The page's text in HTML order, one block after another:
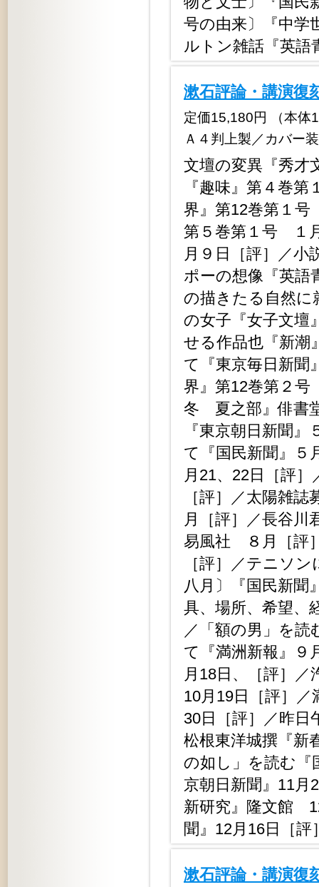
号の由来〕『中
ルトン雑話『英
漱石評論・講演
定価15,180円 （本体
Ａ４判上製／カバー
文壇の変異『秀才
『趣味』第４巻
界』第12巻第１
第５巻第１号 １
月９日［評］／小
ポーの想像『英
の描きたる自然に
の女子『女子文壇
せる作品也『新潮
て『東京毎日新聞
界』第12巻第２
冬 夏之部』俳書
『東京朝日新聞
て『国民新聞』５
月21、22日［評
［評］／太陽雑
月［評］／長谷
易風社 ８月［評
［評］／テニソ
八月〕『国民新
具、場所、希望、
／「額の男」を読
て『満洲新報』９
月18日、［評］
10月19日［評］
30日［評］／昨
松根東洋城撰『
の如し」を読む『
京朝日新聞』11
新研究』隆文館
聞』12月16日［評
漱石評論・講演